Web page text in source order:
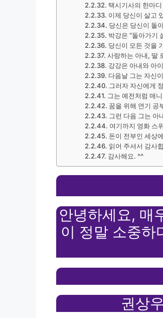
택시기사의 한마디
이제 당신이 살고
당신은 당신이 돌
박강은 “돌아가기
당신이 모든 것을
사랑하는 아내, 딸
강강은 아내와 아
다음날 그는 자신
그러자 자신에게
그는 예전처럼 매
꿈을 위해 연기 공
그런 다음 그는 아
여기까지 영화 스
돈이 전부인 세상
읽어 주셔서 감사
감사해요. ^^
안녕하세요, 매
이 정말 소중하
권상